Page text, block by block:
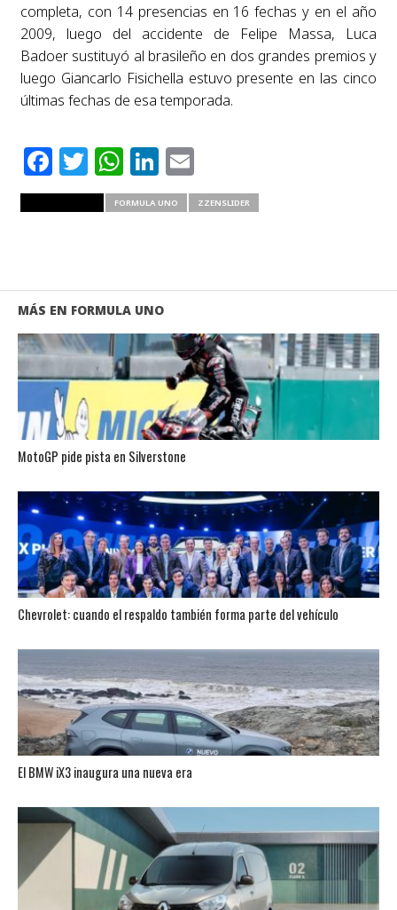
completa, con 14 presencias en 16 fechas y en el año
2009, luego del accidente de Felipe Massa, Luca
Badoer sustituyó al brasileño en dos grandes premios y
luego Giancarlo Fisichella estuvo presente en las cinco
últimas fechas de esa temporada.
Facebook
Twitter
WhatsApp
LinkedIn
Email
FORMULA UNO ZZENSLIDER
MÁS EN FORMULA UNO
MotoGP pide pista en Silverstone
Chevrolet: cuando el respaldo también forma parte del vehículo
El BMW iX3 inaugura una nueva era